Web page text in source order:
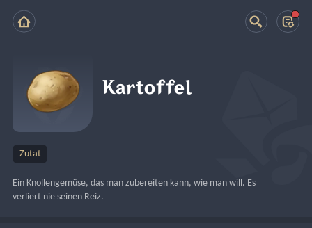
Kartoffel
Zutat
Ein Knollengemüse, das man zubereiten kann, wie man will. Es
verliert nie seinen Reiz.